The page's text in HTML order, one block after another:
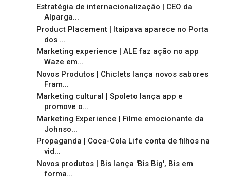
Estratégia de internacionalização | CEO da
Alparga...
Product Placement | Itaipava aparece no Porta
dos ...
Marketing experience | ALE faz ação no app
Waze em...
Novos Produtos | Chiclets lança novos sabores
Fram...
Marketing cultural | Spoleto lança app e
promove o...
Marketing Experience | Filme emocionante da
Johnso...
Propaganda | Coca-Cola Life conta de filhos na
vid...
Novos produtos | Bis lança 'Bis Big', Bis em
forma...